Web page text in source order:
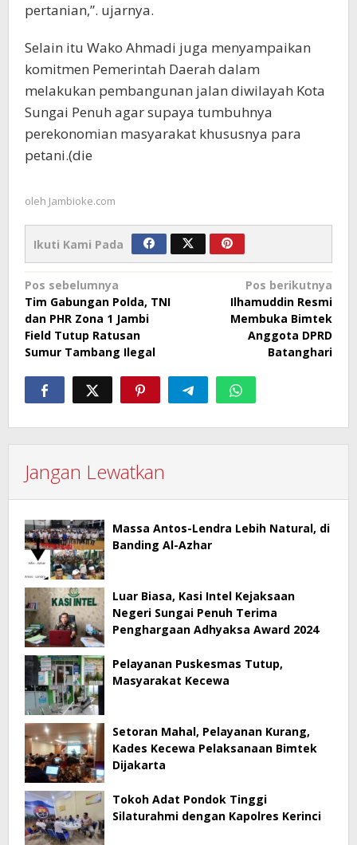
pertanian,”. ujarnya.
Selain itu Wako Ahmadi juga menyampaikan
komitmen Pemerintah Daerah dalam
melakukan pembangunan jalan diwilayah Kota
Sungai Penuh agar supaya tumbuhnya
perekonomian masyarakat khususnya para
petani.(die
oleh Jambioke.com
Ikuti Kami Pada
Navigasi
pos
Pos sebelumnya
Tim Gabungan Polda, TNI
dan PHR Zona 1 Jambi
Field Tutup Ratusan
Sumur Tambang Ilegal
Pos berikutnya
Ilhamuddin Resmi
Membuka Bimtek
Anggota DPRD
Batanghari
Jangan Lewatkan
Massa Antos-Lendra Lebih Natural, di
Banding Al-Azhar
Luar Biasa, Kasi Intel Kejaksaan
Negeri Sungai Penuh Terima
Penghargaan Adhyaksa Award 2024
Pelayanan Puskesmas Tutup,
Masyarakat Kecewa
Setoran Mahal, Pelayanan Kurang,
Kades Kecewa Pelaksanaan Bimtek
Dijakarta
Tokoh Adat Pondok Tinggi
Silaturahmi dengan Kapolres Kerinci